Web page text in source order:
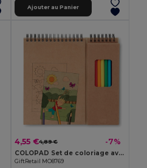
Ajouter au Panier
4,55 €4,89 € -7%
COLOPAD Set de coloriage avec bloc
GiftRetail MO8769